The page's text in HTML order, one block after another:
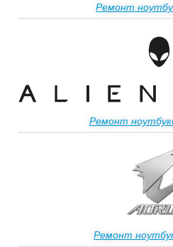
Ремонт
Ремонт
Ремонт